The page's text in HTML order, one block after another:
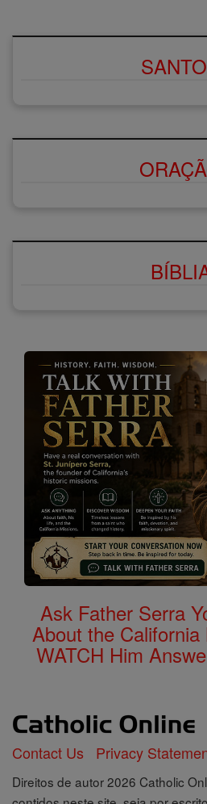
Ask Father Serra
About the
WATCH Him
Contact Us Privacy
Direitos de autor 2026 Catholic